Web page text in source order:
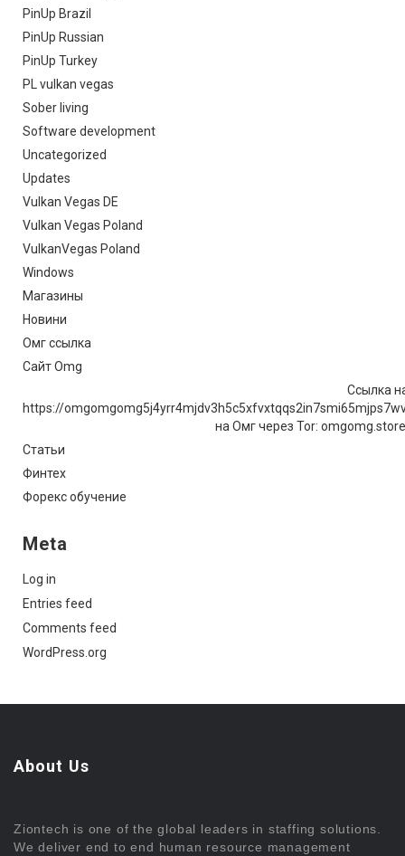
PinUp Brazil
PinUp Russian
PinUp Turkey
PL vulkan vegas
Sober living
Software development
Uncategorized
Updates
Vulkan Vegas DE
Vulkan Vegas Poland
VulkanVegas Poland
Windows
Магазины
Новини
Омг ссылка
Сайт Omg
Ссылка
https://
на Омг через Tor:
Статьи
Финтех
Форекс обучение
Meta
Log in
Entries feed
Comments feed
WordPress.org
About Us
Ziontech is one of the global leaders in staffing solutions.
We deliver end to end human resource management